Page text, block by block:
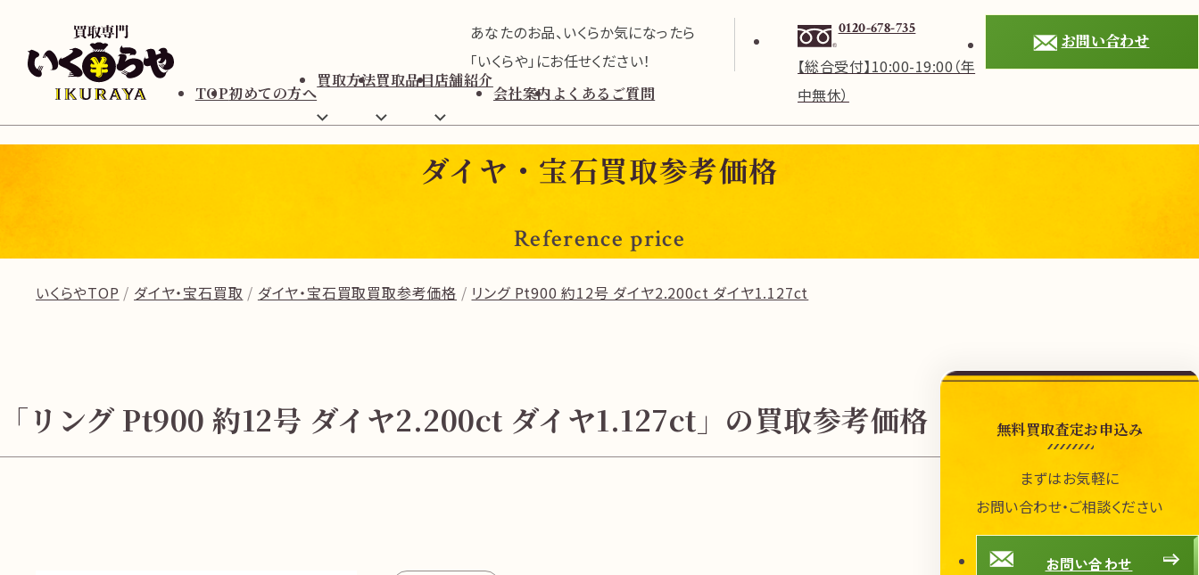
あなたのお品、いくらか気になったら
「いくらや」にお任せください！
0120-678-735
【総合受付】10:00-19:00（年
中無休）
お問い合わせ
TOP初めての方へ
買取方法買取品目店舗紹介
会社案内 よくあるご質問
ダイヤ・宝石買取参考価格
Reference price
いくらやTOP ダイヤ・宝石買取 ダイヤ・宝石買取買取参考価格 リング Pt900 約12号 ダイヤ2.200ct ダイヤ1.127ct
「リング Pt900 約12号 ダイヤ2.200ct ダイヤ1.127ct」の買取参考価格 無料買取査定お申込み
まずはお気軽に
お問い合わせ・ご相談ください
お問い合わせ